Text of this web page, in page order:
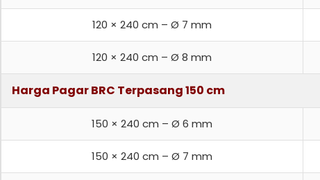
120 × 240 cm – Ø 7 mm
120 × 240 cm – Ø 8 mm
Harga Pagar BRC Terpasang 150 cm
150 × 240 cm – Ø 6 mm
150 × 240 cm – Ø 7 mm